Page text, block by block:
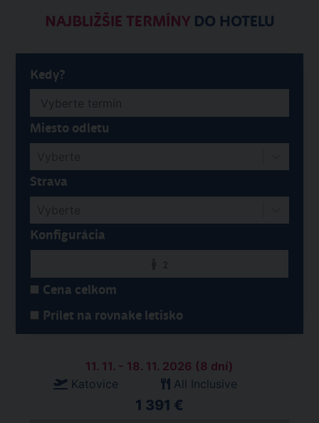
NAJBLIŽŠIE TERMÍNYDO HOTELU
Kedy?
Miesto odletu
Strava
Konfigurácia
Cena celkom
Prílet na rovnake letisko
11. 11. - 18. 11. 2026 (8 dní)
Katovice
All Inclusive
1 391 €